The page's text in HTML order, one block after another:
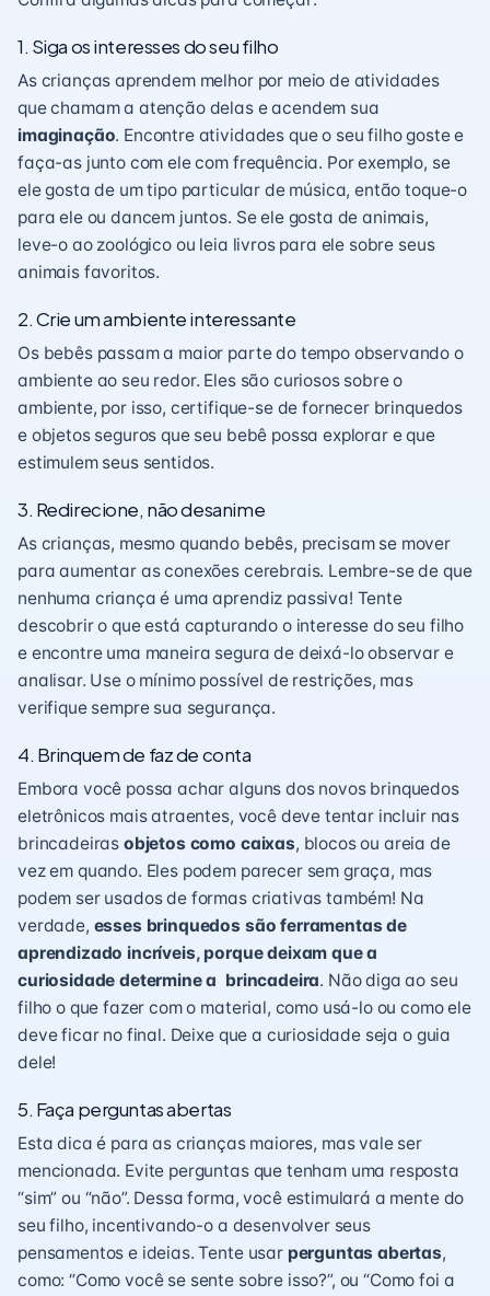
1. Siga os interesses do seu filho
As crianças aprendem melhor por meio de atividades
que chamam a atenção delas e acendem sua
imaginação. Encontre atividades que o seu filho goste e
faça-as junto com ele com frequência. Por exemplo, se
ele gosta de um tipo particular de música, então toque-o
para ele ou dancem juntos. Se ele gosta de animais,
leve-o ao zoológico ou leia livros para ele sobre seus
animais favoritos.
2. Crie um ambiente interessante
Os bebês passam a maior parte do tempo observando o
ambiente ao seu redor. Eles são curiosos sobre o
ambiente, por isso, certifique-se de fornecer brinquedos
e objetos seguros que seu bebê possa explorar e que
estimulem seus sentidos.
3. Redirecione, não desanime
As crianças, mesmo quando bebês, precisam se mover
para aumentar as conexões cerebrais. Lembre-se de que
nenhuma criança é uma aprendiz passiva! Tente
descobrir o que está capturando o interesse do seu filho
e encontre uma maneira segura de deixá-lo observar e
analisar. Use o mínimo possível de restrições, mas
verifique sempre sua segurança.
4. Brinquem de faz de conta
Embora você possa achar alguns dos novos brinquedos
eletrônicos mais atraentes, você deve tentar incluir nas
brincadeiras objetos como caixas, blocos ou areia de
vez em quando. Eles podem parecer sem graça, mas
podem ser usados ​​de formas criativas também! Na
verdade, esses brinquedos são ferramentas de
aprendizado incríveis, porque deixam que a
curiosidade determine a brincadeira. Não diga ao seu
filho o que fazer com o material, como usá-lo ou como ele
deve ficar no final. Deixe que a curiosidade seja o guia
dele!
5. Faça perguntas abertas
Esta dica é para as crianças maiores, mas vale ser
mencionada. Evite perguntas que tenham uma resposta
“sim” ou “não”. Dessa forma, você estimulará a mente do
seu filho, incentivando-o a desenvolver seus
pensamentos e ideias. Tente usar perguntas abertas,
como: “Como você se sente sobre isso?”, ou “Como foi a